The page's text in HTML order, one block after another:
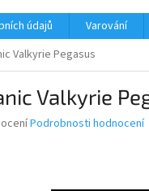
údajů Varování
Valkyrie Pegasus
Valkyrie
Podrobnosti hodnocení